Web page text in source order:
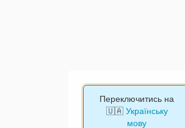
Переключитись на
🇺🇦 Українську
мову